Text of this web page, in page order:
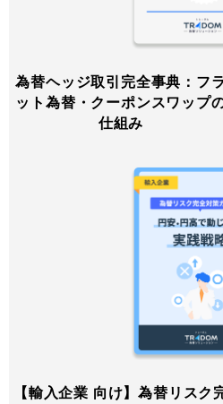
為替ヘッジ取引完全事典：フラ
ット為替・クーポンスワップ
仕組み
【輸入企業 向け】為替リスク